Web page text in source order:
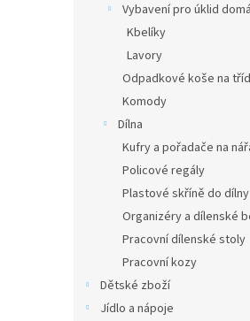
Vybavení pro úklid
Kbelíky
Lavory
Odpadkové koše na
Komody
Dílna
Kufry a pořadače na
Policové regály
Plastové skříně do dílny
Organizéry a dílenské
Pracovní dílenské stoly
Pracovní kozy
Dětské zboží
Jídlo a nápoje